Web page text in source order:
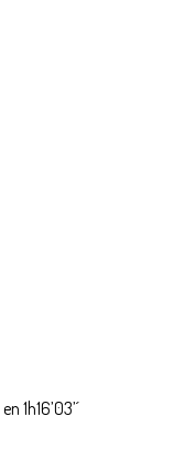
en 1h16’03’´